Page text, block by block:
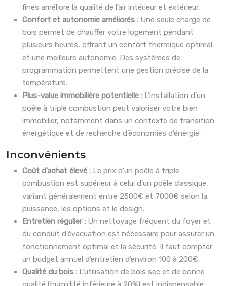
fines améliore la qualité de l’air intérieur et extérieur.
Confort et autonomie améliorés : Une seule charge de
bois permet de chauffer votre logement pendant
plusieurs heures, offrant un confort thermique optimal
et une meilleure autonomie. Des systèmes de
programmation permettent une gestion précise de la
température.
Plus-value immobilière potentielle : L’installation d’un
poêle à triple combustion peut valoriser votre bien
immobilier, notamment dans un contexte de transition
énergétique et de recherche d’économies d’énergie.
Inconvénients
Coût d’achat élevé : Le prix d’un poêle à triple
combustion est supérieur à celui d’un poêle classique,
variant généralement entre 2500€ et 7000€ selon la
puissance, les options et le design.
Entretien régulier : Un nettoyage fréquent du foyer et
du conduit d’évacuation est nécessaire pour assurer un
fonctionnement optimal et la sécurité. Il faut compter
un budget annuel d’entretien d’environ 100 à 200€.
Qualité du bois : L’utilisation de bois sec et de bonne